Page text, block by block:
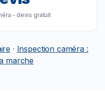
- devis gratuit
· Inspection caméra :
marche